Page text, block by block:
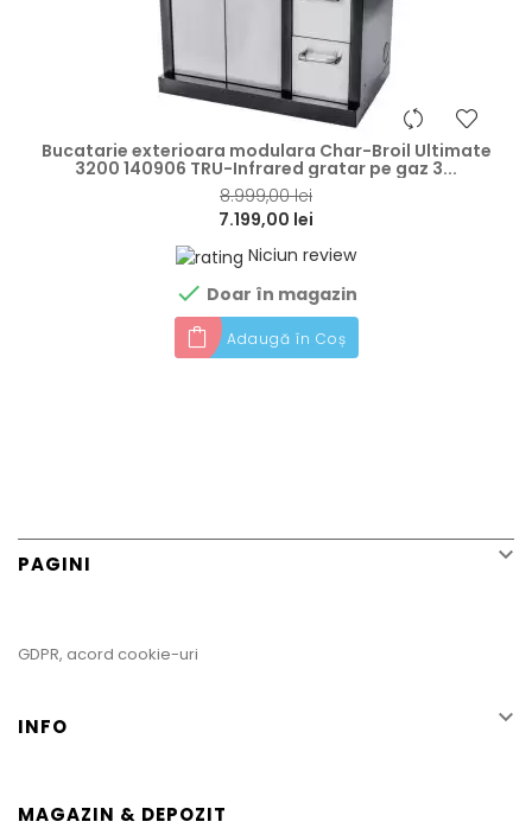
Bucatarie exterioara modulara Char-Broil Ultimate
3200 140906 TRU-Infrared gratar pe gaz 3...
8.999,00 lei
7.199,00 lei
Niciun review
 Doar în magazin
Adaugă în Coș
PAGINI 
GDPR, acord cookie-uri
INFO 
MAGAZIN & DEPOZIT